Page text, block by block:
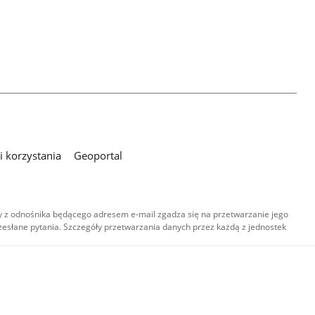
korzystania
Geoportal
odnośnika będącego adresem e-mail zgadza się na przetwarzanie jego
pytania. Szczegóły przetwarzania danych przez każdą z jednostek